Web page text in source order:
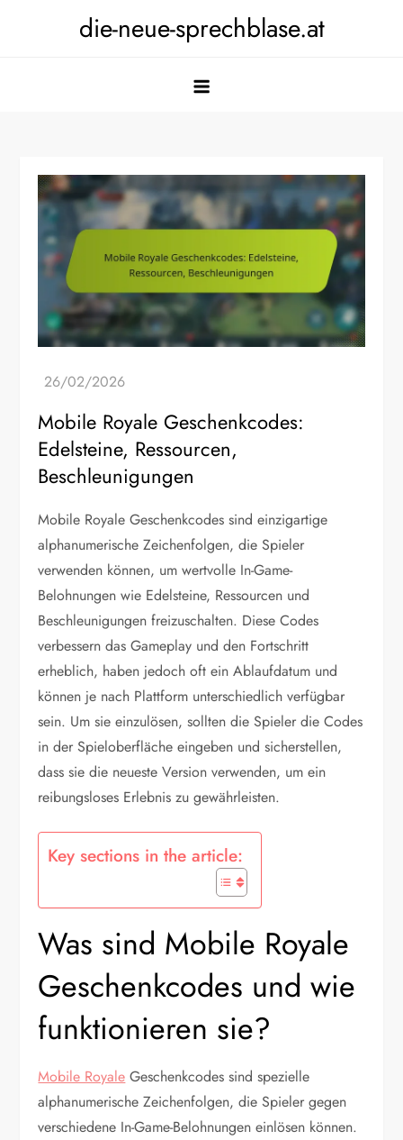
die-neue-sprechblase.at
Mobile Royale Geschenkcodes:
Edelsteine, Ressourcen,
Beschleunigungen
Mobile Royale Geschenkcodes sind einzigartige
alphanumerische Zeichenfolgen, die Spieler
verwenden können, um wertvolle In-Game-
Belohnungen wie Edelsteine, Ressourcen und
Beschleunigungen freizuschalten. Diese Codes
verbessern das Gameplay und den Fortschritt
erheblich, haben jedoch oft ein Ablaufdatum und
können je nach Plattform unterschiedlich verfügbar
sein. Um sie einzulösen, sollten die Spieler die Codes
in der Spieloberfläche eingeben und sicherstellen,
dass sie die neueste Version verwenden, um ein
reibungsloses Erlebnis zu gewährleisten.
Key sections in the article:
Was sind Mobile Royale
Geschenkcodes und wie
funktionieren sie?
Mobile Royale Geschenkcodes sind spezielle
alphanumerische Zeichenfolgen, die Spieler gegen
verschiedene In-Game-Belohnungen einlösen können.